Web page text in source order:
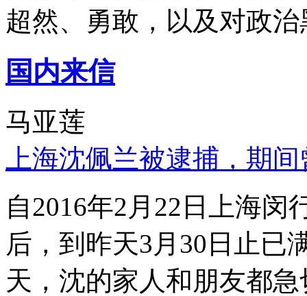
超然、勇敢，以及对政
国内来信
马亚莲
上海沈佩兰被逮捕，期
自2016年2月22日上海
后，到昨天3月30日止已
天，沈的家人和朋友都